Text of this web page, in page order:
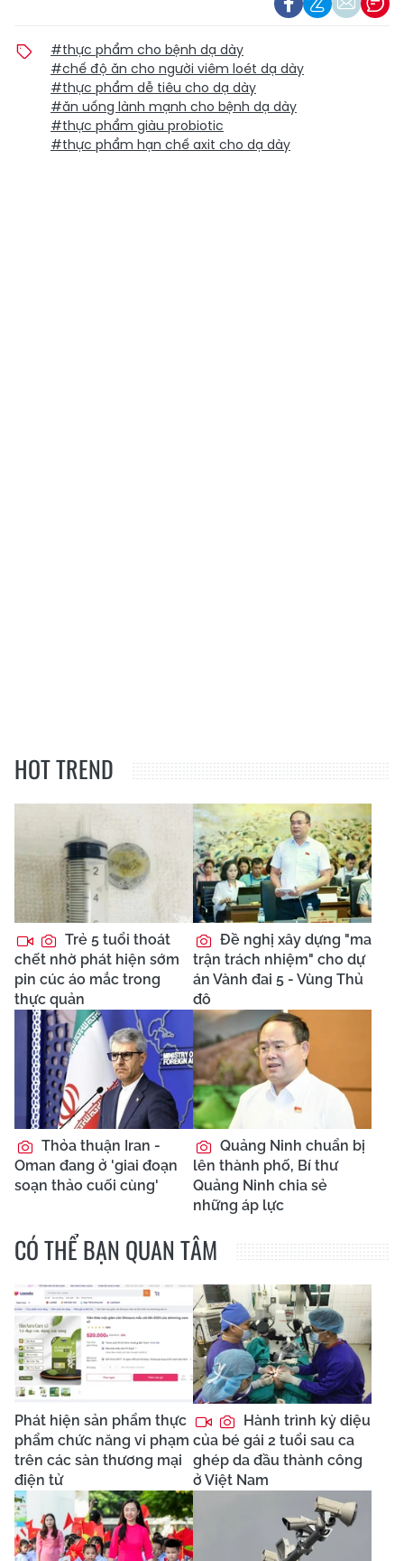
#thực phẩm cho bệnh dạ dày
#chế độ ăn cho người viêm loét dạ dày
#thực phẩm dễ tiêu cho dạ dày
#ăn uống lành mạnh cho bệnh dạ dày
#thực phẩm giàu probiotic
#thực phẩm hạn chế axit cho dạ dày
HOT TREND
Trẻ 5 tuổi thoát
chết nhờ phát hiện sớm
pin cúc áo mắc trong
thực quản
Đề nghị xây dựng "ma
trận trách nhiệm" cho dự
án Vành đai 5 - Vùng Thủ
đô
Thỏa thuận Iran -
Oman đang ở 'giai đoạn
soạn thảo cuối cùng'
Quảng Ninh chuẩn bị
lên thành phố, Bí thư
Quảng Ninh chia sẻ
những áp lực
CÓ THỂ BẠN QUAN TÂM
Phát hiện sản phẩm thực
phẩm chức năng vi phạm
trên các sàn thương mại
điện tử
Hành trình kỳ diệu
của bé gái 2 tuổi sau ca
ghép da đầu thành công
ở Việt Nam